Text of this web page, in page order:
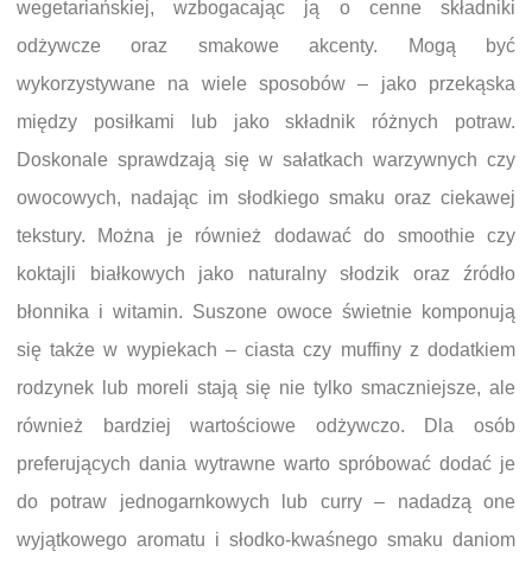
wegetariańskiej, wzbogacając ją o cenne składniki
odżywcze oraz smakowe akcenty. Mogą być
wykorzystywane na wiele sposobów – jako przekąska
między posiłkami lub jako składnik różnych potraw.
Doskonale sprawdzają się w sałatkach warzywnych czy
owocowych, nadając im słodkiego smaku oraz ciekawej
tekstury. Można je również dodawać do smoothie czy
koktajli białkowych jako naturalny słodzik oraz źródło
błonnika i witamin. Suszone owoce świetnie komponują
się także w wypiekach – ciasta czy muffiny z dodatkiem
rodzynek lub moreli stają się nie tylko smaczniejsze, ale
również bardziej wartościowe odżywczo. Dla osób
preferujących dania wytrawne warto spróbować dodać je
do potraw jednogarnkowych lub curry – nadadzą one
wyjątkowego aromatu i słodko-kwaśnego smaku daniom